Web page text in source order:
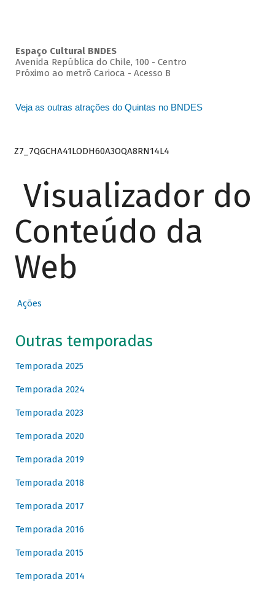
Espaço Cultural BNDES
Avenida República do Chile, 100 - Centro
Próximo ao metrô Carioca - Acesso B
Veja as outras atrações do Quintas no BNDES
Z7_7QGCHA41LODH60A3OQA8RN14L4
Visualizador do
Conteúdo da
Web
Ações
Outras temporadas
Temporada 2025
Temporada 2024
Temporada 2023
Temporada 2020
Temporada 2019
Temporada 2018
Temporada 2017
Temporada 2016
Temporada 2015
Temporada 2014